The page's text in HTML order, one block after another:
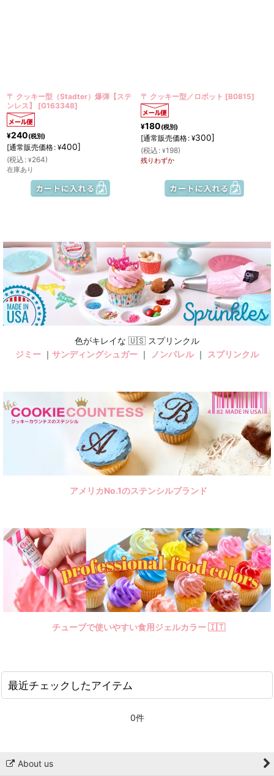
〒 クッキー型（Stadter）爆弾【ステ
ンレス】
[G163348]
¥240(税別)
[通常販売価格: ¥400]
(税込 : ¥264)
在庫あり
〒 クッキー型／ロボット [B0815]
¥180(税別)
[通常販売価格: ¥300]
(税込 : ¥198)
残りわずか
色がキレイな 🇺🇸 スプリンクル
ジミー ｜ サンディングシュガー ｜ ノンパレル｜ スプリンクル
アメリカNo.1のステンシルブランド
チューブで使いやすい食用ジェルカラー 🇮🇹
最近チェックしたアイテム
0件
About us